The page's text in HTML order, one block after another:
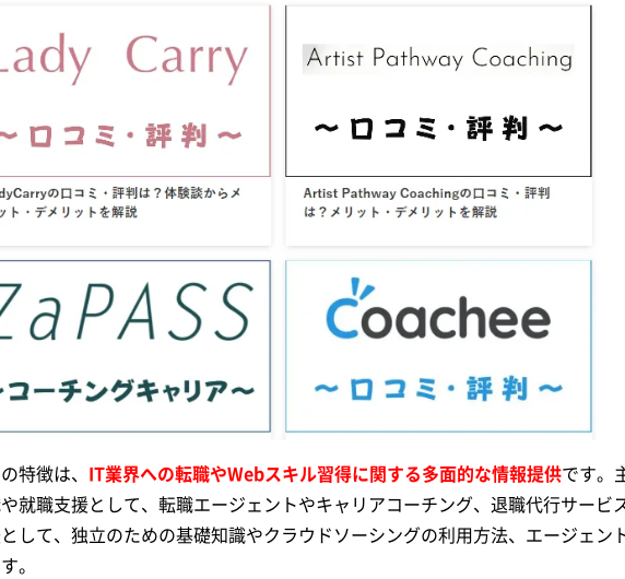
特徴は、 IT業界への転職やWebスキル習得に関する多面的な情報提供です。
就職支援として、転職エージェントやキャリアコーチング、退職代行サービ
して、独立のための基礎知識やクラウドソーシングの利用方法、エージェ
。